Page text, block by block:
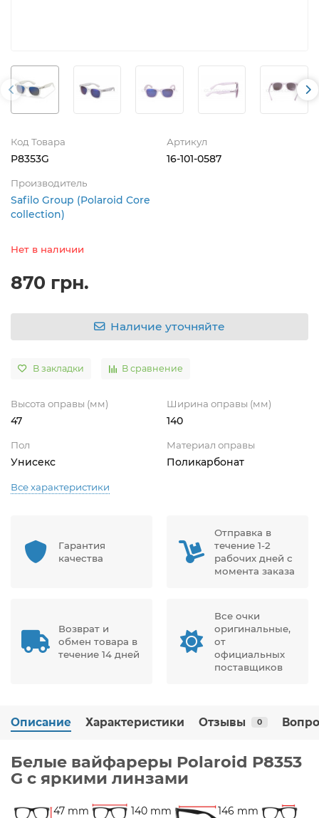
Код Товара
P8353G
Артикул
16-101-0587
Производитель
Safilo Group (Polaroid Core
collection)
Нет в наличии
870 грн.
Наличие уточняйте
В закладки В сравнение
Высота оправы (мм)
47
Ширина оправы (мм)
140
Пол
Унисекс
Материал оправы
Поликарбонат
Все характеристики
Гарантия
качества
Отправка в
течение 1-2
рабочих дней с
момента заказа
Возврат и
обмен товара в
течение 14 дней
Все очки
оригинальные,
от
официальных
поставщиков
Описание Характеристики Отзывы 0
Белые вайфареры Polaroid P8353
G с яркими линзами
47 mm 140 mm 146 mm